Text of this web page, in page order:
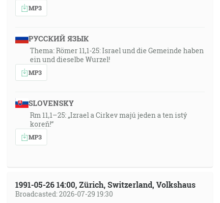
MP3
РУССКИЙ ЯЗЫК
Thema: Römer 11,1-25: Israel und die Gemeinde haben
ein und dieselbe Wurzel!
MP3
SLOVENSKY
Rm 11,1–25: „Izrael a Cirkev majú jeden a ten istý
koreň!“
MP3
1991-05-26 14:00, Zürich, Switzerland, Volkshaus
Broadcasted: 2026-07-29 19:30